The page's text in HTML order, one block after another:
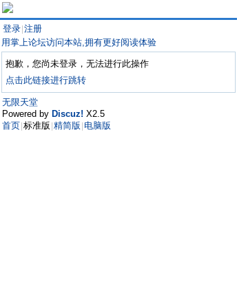
登录 注册
用掌上论坛访问本站,拥有更好阅读体验
抱歉，您尚未登录，无法进行此操作
点击此链接进行跳转
无限天堂
Powered by Discuz! X2.5
首页 标准版 精简版 电脑版